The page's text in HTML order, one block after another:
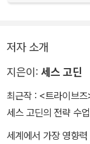
저자 소개
지은이: 세스 고딘
최근작 : <트라이브즈
세스 고딘의 전략 수
세계에서 가장 영향